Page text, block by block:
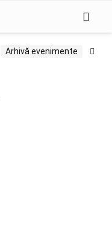
Arhivă evenimente